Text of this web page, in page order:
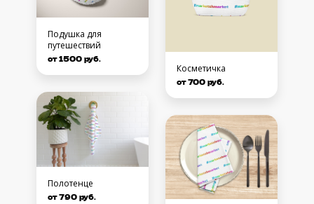
Подушка для
путешествий
от 1500 руб.
Полотенце
от 790 руб.
Косметичка
от 700 руб.